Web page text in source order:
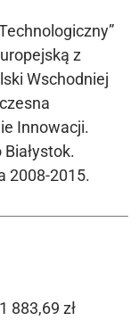
z
Wschodniej
Innowacji.
2008-2015.
883,69 zł